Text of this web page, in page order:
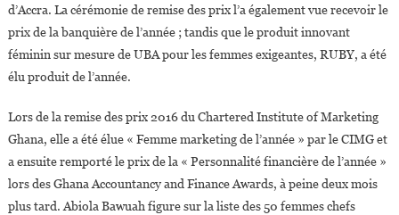
d’Accra. La cérémonie de remise des prix l’a également vue recevoir le
prix de la banquière de l’année ; tandis que le produit innovant
féminin sur mesure de UBA pour les femmes exigeantes, RUBY, a été
élu produit de l’année.
Lors de la remise des prix 2016 du Chartered Institute of Marketing
Ghana, elle a été élue « Femme marketing de l’année » par le CIMG et
a ensuite remporté le prix de la « Personnalité financière de l’année »
lors des Ghana Accountancy and Finance Awards, à peine deux mois
plus tard. Abiola Bawuah figure sur la liste des 50 femmes chefs